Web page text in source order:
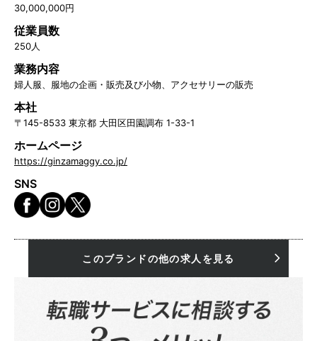
30,000,000円
従業員数
250人
業務内容
婦人服、服地の企画・販売及び小物、アクセサリーの販売
本社
〒145-8533 東京都 大田区田園調布 1-33-1
ホームページ
https://ginzamaggy.co.jp/
SNS
このブランドの他の求人を見る